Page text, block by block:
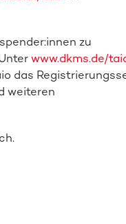
zu
www.dkms.de/
das
weiteren